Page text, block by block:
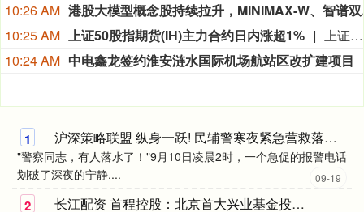
10:26 AM
港股
10:25 AM 上证50股指期货(IH)主力合约日内涨超1%
上证50股指期货(IH)主力合约日内涨超1%，现报2920.4点。
10:24 AM 中电鑫龙签约淮安涟水国际机场航站区改扩建项目
1 沪深策略联盟 纵身一跃! 民辅警寒夜紧急营救落水老人
"警察同志，有人落水了！"9月10日凌晨2时，一个急促的报警电话
划破了深夜的宁静....
09-19
2 长江配资 首程控股：北京首大兴业基金投资微分智飞